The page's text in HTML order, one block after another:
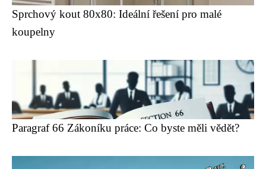
Sprchový kout 80x80: Ideální řešení pro malé
koupelny
Paragraf 66 Zákoníku práce: Co byste měli vědět?